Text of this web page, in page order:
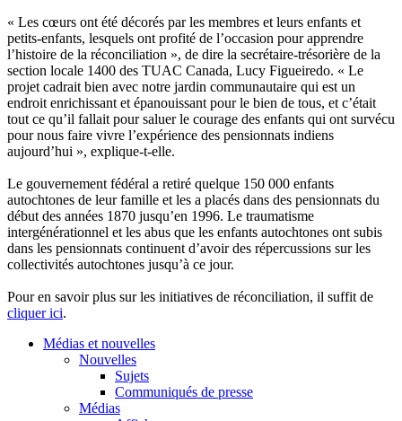
« Les cœurs ont été décorés par les membres et leurs enfants et
petits-enfants, lesquels ont profité de l’occasion pour apprendre
l’histoire de la réconciliation », de dire la secrétaire-trésorière de la
section locale 1400 des TUAC Canada, Lucy Figueiredo. « Le
projet cadrait bien avec notre jardin communautaire qui est un
endroit enrichissant et épanouissant pour le bien de tous, et c’était
tout ce qu’il fallait pour saluer le courage des enfants qui ont survécu
pour nous faire vivre l’expérience des pensionnats indiens
aujourd’hui », explique-t-elle.
Le gouvernement fédéral a retiré quelque 150 000 enfants
autochtones de leur famille et les a placés dans des pensionnats du
début des années 1870 jusqu’en 1996. Le traumatisme
intergénérationnel et les abus que les enfants autochtones ont subis
dans les pensionnats continuent d’avoir des répercussions sur les
collectivités autochtones jusqu’à ce jour.
Pour en savoir plus sur les initiatives de réconciliation, il suffit de
cliquer ici.
Médias et nouvelles
Nouvelles
Sujets
Communiqués de presse
Médias